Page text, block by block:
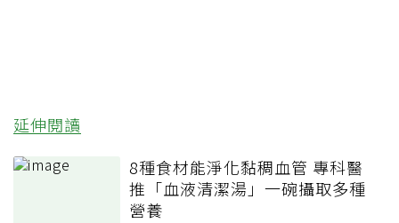
延伸閱讀
8種食材能淨化黏稠血管 專科醫
推「血液清潔湯」一碗攝取多種
營養